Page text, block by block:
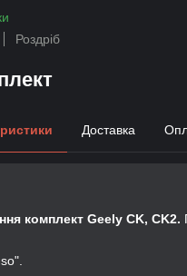
Роздріб
Доставка
комплект Geely CK, CK2.